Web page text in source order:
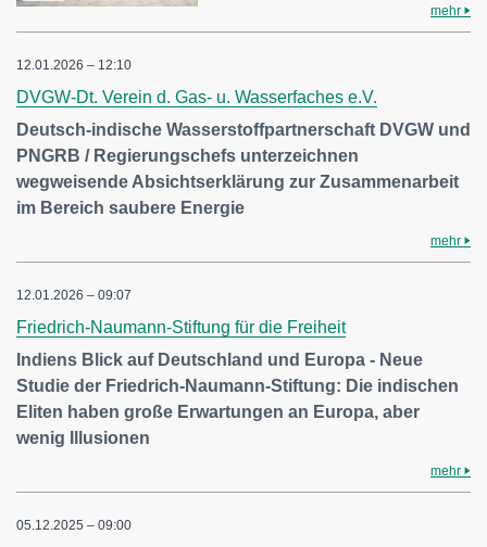
mehr
12.01.2026 – 12:10
DVGW-Dt. Verein d. Gas- u. Wasserfaches e.V.
Deutsch-indische Wasserstoffpartnerschaft DVGW und
PNGRB / Regierungschefs unterzeichnen
wegweisende Absichtserklärung zur Zusammenarbeit
im Bereich saubere Energie
mehr
12.01.2026 – 09:07
Friedrich-Naumann-Stiftung für die Freiheit
Indiens Blick auf Deutschland und Europa - Neue
Studie der Friedrich-Naumann-Stiftung: Die indischen
Eliten haben große Erwartungen an Europa, aber
wenig Illusionen
mehr
05.12.2025 – 09:00